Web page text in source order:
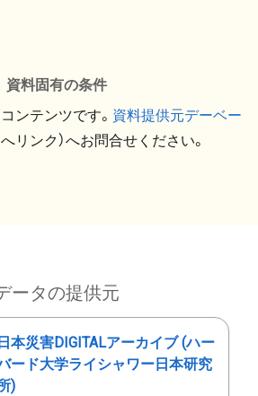
資料固有の条件
ンテンツです。 資料提供元デーベー
リンク）へお問合せください。
ータの提供元
日本災害DIGITALアーカイブ (ハー
ード大学ライシャワー日本研究
)